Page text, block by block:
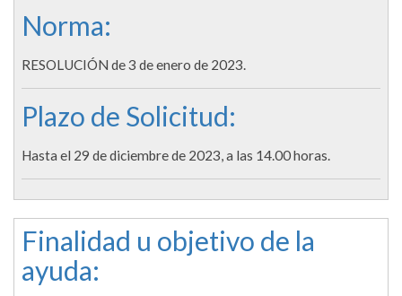
Norma:
RESOLUCIÓN de 3 de enero de 2023.
Plazo de Solicitud:
Hasta el 29 de diciembre de 2023, a las 14.00 horas.
Finalidad u objetivo de la
ayuda: